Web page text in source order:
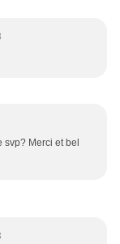
Merci et bel